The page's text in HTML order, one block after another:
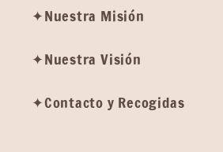
✦Nuestra Misión
✦Nuestra Visión
✦Contacto y Recogidas